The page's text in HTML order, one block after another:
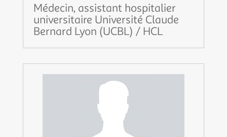
Médecin, assistant hospitalier
universitaire Université Claude
Bernard Lyon (UCBL) / HCL